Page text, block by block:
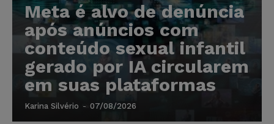
Meta é alvo de denúncia
após anúncios com
conteúdo sexual infantil
gerado por IA circularem
em suas plataformas
Karina Silvério - 07/08/2026